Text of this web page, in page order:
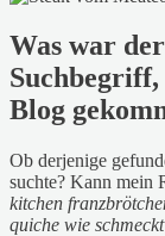
Was war
Blog
Ob derjenige
suchte? Kann mein
kitchen
quiche wie